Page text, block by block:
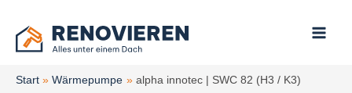
Inhalt
springen
Start Wärmepumpe alpha innotec | SWC 82 (H3 / K3)